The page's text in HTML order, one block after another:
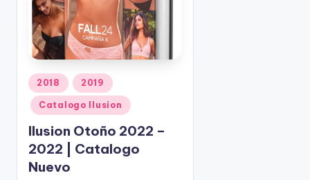
P
b
l
c
a
2018 2019
Catalogo Ilusion
Ilusion Otoño 2022 –
2022 | Catalogo
Nuevo